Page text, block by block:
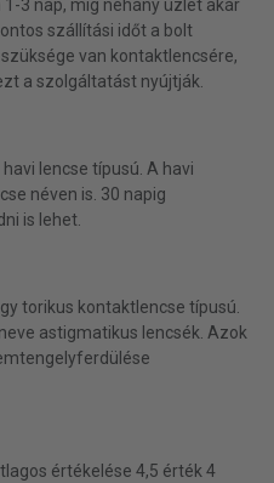
3 nap, míg néhány üzlet akár
szállítási időt a bolt
van kontaktlencsére,
a szolgáltatást nyújtják.
lencse típusú. A havi
néven is. 30 napig
is lehet.
torikus kontaktlencse típusú.
astigmatikus lencsék. Azok
értékelése 4,5 érték 4